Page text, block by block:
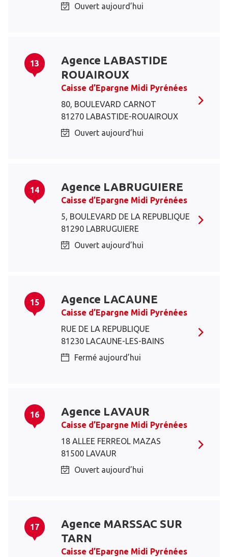
Ouvert aujourd’hui
13
Agence LABASTIDE
ROUAIROUX
Caisse d’Epargne Midi Pyrénées
80, BOULEVARD CARNOT
81270 LABASTIDE-ROUAIROUX
Ouvert aujourd’hui
14 Agence LABRUGUIERE
Caisse d’Epargne Midi Pyrénées
5, BOULEVARD DE LA REPUBLIQUE
81290 LABRUGUIERE
Ouvert aujourd’hui
15 Agence LACAUNE
Caisse d’Epargne Midi Pyrénées
RUE DE LA REPUBLIQUE
81230 LACAUNE-LES-BAINS
Fermé aujourd’hui
16 Agence LAVAUR
Caisse d’Epargne Midi Pyrénées
18 ALLEE FERREOL MAZAS
81500 LAVAUR
Ouvert aujourd’hui
17
Agence MARSSAC SUR
TARN
Caisse d’Epargne Midi Pyrénées